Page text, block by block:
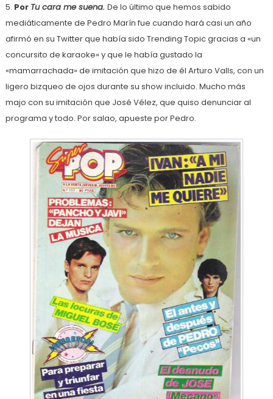
5. Por Tu cara me suena. De lo último que hemos sabido
mediáticamente de Pedro Marín fue cuando hará casi un año
afirmó en su Twitter que había sido Trending Topic gracias a «un
concursito de karaoke» y que le había gustado la
«mamarrachada» de imitación que hizo de él Arturo Valls, con un
ligero bizqueo de ojos durante su show incluido. Mucho más
majo con su imitación que José Vélez, que quiso denunciar al
programa y todo. Por salao, apueste por Pedro.